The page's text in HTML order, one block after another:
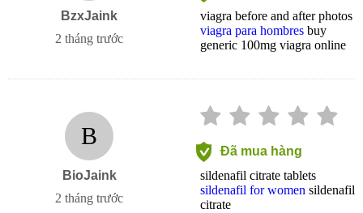
BzxJaink
2 tháng trước
viagra before and after photos
viagra para hombres buy
generic 100mg viagra online
B
BioJaink
2 tháng trước
Đã mua hàng
sildenafil citrate tablets
sildenafil for women sildenafil
citrate